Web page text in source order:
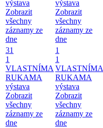
výstava
Zobrazit
všechny
záznamy ze
dne
výstava
Zobrazit
všechny
záznamy ze
dne
31
1
VLASTNÍMA
RUKAMA
výstava
Zobrazit
všechny
záznamy ze
dne
1
1
VLASTNÍMA
RUKAMA
výstava
Zobrazit
všechny
záznamy ze
dne